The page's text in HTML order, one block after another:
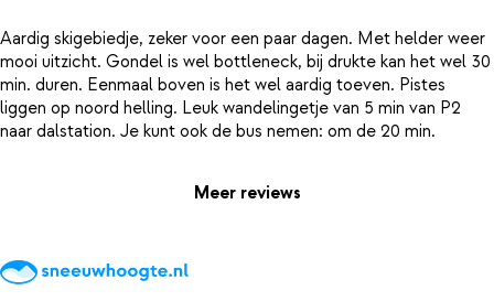
Aardig skigebiedje, zeker voor een paar dagen. Met helder weer
mooi uitzicht. Gondel is wel bottleneck, bij drukte kan het wel 30
min. duren. Eenmaal boven is het wel aardig toeven. Pistes
liggen op noord helling. Leuk wandelingetje van 5 min van P2
Meer reviews